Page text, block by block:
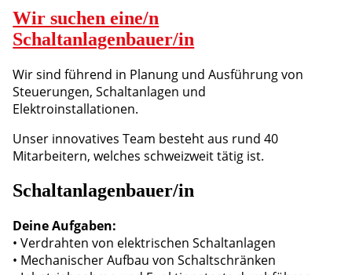
Wir suchen eine/n
Schaltanlagenbauer/in
Wir sind führend in Planung und Ausführung von
Steuerungen, Schaltanlagen und
Elektroinstallationen.
Unser innovatives Team besteht aus rund 40
Mitarbeitern, welches schweizweit tätig ist.
Schaltanlagenbauer/in
Deine Aufgaben:
• Verdrahten von elektrischen Schaltanlagen
• Mechanischer Aufbau von Schaltschränken